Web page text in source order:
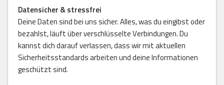
Datensicher & stressfrei
Deine Daten sind bei uns sicher. Alles, was du eingibst oder
bezahlst, läuft über verschlüsselte Verbindungen. Du
kannst dich darauf verlassen, dass wir mit aktuellen
Sicherheitsstandards arbeiten und deine Informationen
geschützt sind.